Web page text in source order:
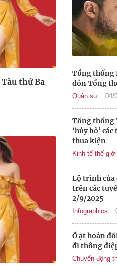
thứ Ba
Tổng thống
đón Tổng
Quân sự 04/
Tổng thống
‘hủy bỏ’
thua kiện
Kinh tế thế giới
Lộ trình của
trên các
2/9/2025
Infographics
Ồ ạt hoán
đi thông
Chuyển động